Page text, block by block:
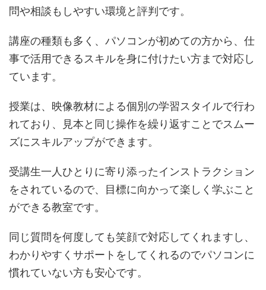
問や相談もしやすい環境と評判です。
講座の種類も多く、パソコンが初めての方から、仕
事で活用できるスキルを身に付けたい方まで対応し
ています。
授業は、映像教材による個別の学習スタイルで行わ
れており、見本と同じ操作を繰り返すことでスムー
ズにスキルアップができます。
受講生一人ひとりに寄り添ったインストラクション
をされているので、目標に向かって楽しく学ぶこと
ができる教室です。
同じ質問を何度しても笑顔で対応してくれますし、
わかりやすくサポートをしてくれるのでパソコンに
慣れていない方も安心です。